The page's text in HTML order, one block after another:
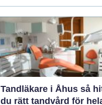
Tandläkare i Åhus så hittar
du rätt tandvård för